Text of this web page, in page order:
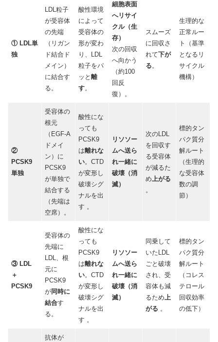
① LDL単
独
LDL粒子
が受容体
の先端
（リガン
ド結合ド
メイン）
に結合す
る。
酸性環境
によって
受容体の
形が変わ
り、LDL
粒子をパ
ッと離
す。
細胞表面
へリサイ
クル（生
存）
次の回収
へ向かう
（約100
回反
復）。
スムーズ
に回収さ
れて下が
る。
生理的な
正常ルー
ト（基準
となるリ
サイクル
機構）
②
PCSK9
単独
受容体の
根元
（EGF-A
ドメイ
ン）に
PCSK9
が単独で
結合する
（先端は
空席）。
酸性にな
っても
PCSK9
は離れな
い。CTD
が変形し
破壊シグ
ナルを出
す 。
リソソー
ムへ送ら
れ一緒に
破壊（消
滅）
次のLDL
を回収す
る受容体
が減るた
め上がる
。
標的タン
パク質分
解ルート
（生理的
な受容体
数の調
節）
③ LDL
＋
PCSK9
受容体の
先端に
LDL、根
元に
PCSK9
が同時に
結合す
る。
酸性にな
っても
PCSK9
は離れな
い。CTD
が変形し
破壊シグ
ナルを出
す 。
リソソー
ムへ送ら
れ一緒に
破壊（消
滅）
同乗して
いたLDL
ごと破壊
され、受
容体も減
るため上
がる 。
標的タン
パク質分
解ルート
（コレス
テロール
回収効率
の低下）
抗体が